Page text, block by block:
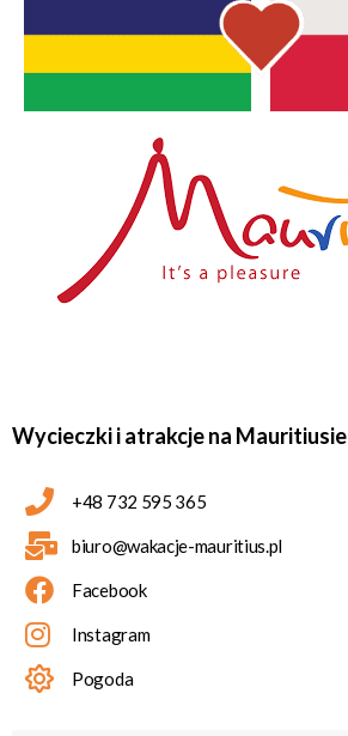
Wycieczki i atrakcje na Mauritiusie
+48 732 595 365
biuro@wakacje-mauritius.pl
Facebook
Instagram
Pogoda